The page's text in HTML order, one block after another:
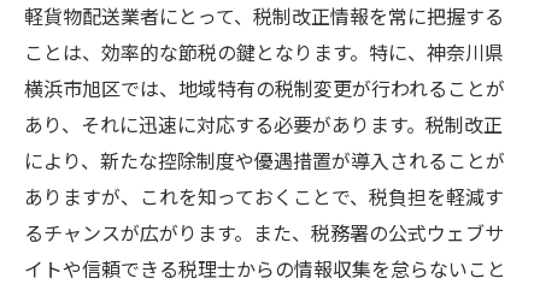
長期的な成長を視野に入れた節税戦略
旭区の特性を活かした軽貨物配送の節税ポイン
ト解説
旭区特有の税務上の留意点を理解する
配送業者が活用すべき地域の税制特典
地元の税務署との関係構築がもたらす利点
節税に役立つ地元情報の収集術
軽貨物配送業者にとって、税制改正情報を常に把握する
ことは、効率的な節税の鍵となります。特に、神奈川県
横浜市旭区では、地域特有の税制変更が行われることが
あり、それに迅速に対応する必要があります。税制改正
により、新たな控除制度や優遇措置が導入されることが
ありますが、これを知っておくことで、税負担を軽減す
るチャンスが広がります。また、税務署の公式ウェブサ
イトや信頼できる税理士からの情報収集を怠らないこと